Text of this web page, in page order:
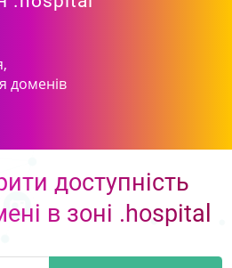
доменів
доступність
в зоні .hospital